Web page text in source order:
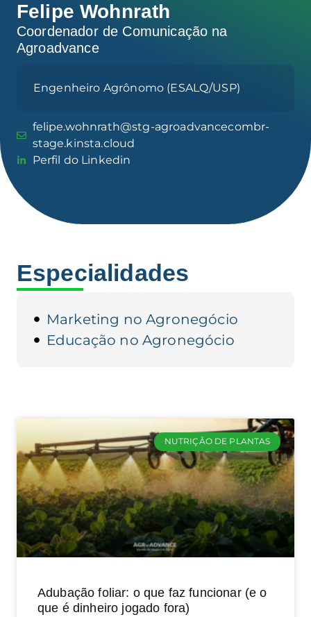
Felipe Wohnrath
Coordenador de Comunicação na
Agroadvance
Engenheiro Agrônomo (ESALQ/USP)
felipe.wohnrath@stg-agroadvancecombr-
stage.kinsta.cloud
Perfil do Linkedin
Especialidades
Marketing no Agronegócio
Educação no Agronegócio
NUTRIÇÃO DE PLANTAS
Adubação foliar: o que faz funcionar (e o
que é dinheiro jogado fora)